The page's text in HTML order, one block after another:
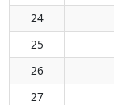
24
25
26
27